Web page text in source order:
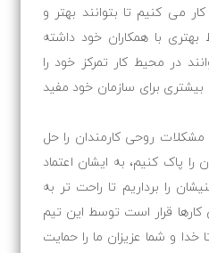
می کنیم تا بتوانند بهتر و
بهتری با همکاران خود داشته
در محیط کار تمرکز خود را
بیشتری برای سازمان خود مفید
روحی کارمندان را حل
پاک کنیم، به ایشان اعتماد
را برداریم تا راحت تر به
قرار است توسط این تیم
خدا و شما عزیزان ما را حمایت